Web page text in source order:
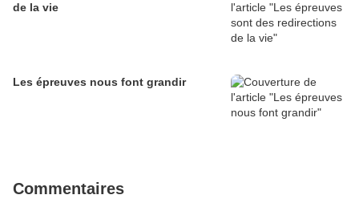
de la vie
Les épreuves nous font grandir
Commentaires